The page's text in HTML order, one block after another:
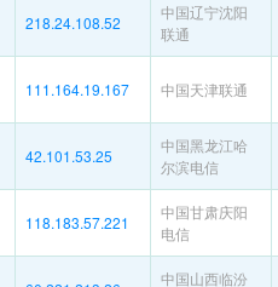
218.24.108.52
中国辽宁沈阳
联通
111.164.19.167 中国天津联通
42.101.53.25
中国黑龙江哈
尔滨电信
118.183.57.221
中国甘肃庆阳
电信
中国山西临汾